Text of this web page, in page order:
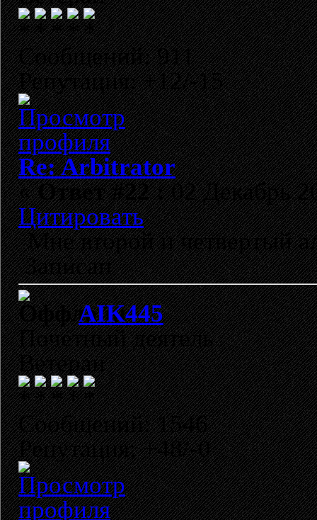
Сообщений: 911
Репутация: +12/-15
Re: Arbitrator
«Ответ #22 :02 Декабрь
Цитировать
Мне второй и четвертый
Записан
AIK445
Почетный деятель
Ветеран
Сообщений: 1546
Репутация: +48/-0